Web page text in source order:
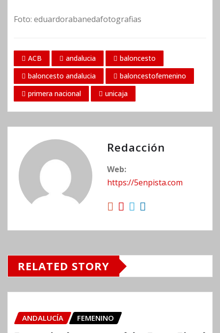
Foto: eduardorabanedafotografias
ACB andalucia
baloncesto
baloncesto andalucia
baloncestofemenino
primera nacional
unicaja
Redacción
Web:
https://5enpista.com
RELATED STORY
ANDALUCÍA FEMENINO